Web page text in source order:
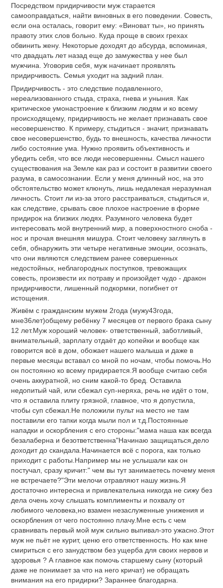
Посредством придирчивости муж старается
самооправдаться, найти виновных в его поведении. Совесть,
если она осталась, говорит ему: «Виноват ты», но принять
правоту этих слов больно. Куда проще в своих грехах
обвинить жену. Некоторые доходят до абсурда, вспоминая,
что двадцать лет назад еще до замужества у нее был
мужчина. Уговорив себя, муж начинает проявлять
придирчивость. Семья уходит на задний план.
Придирчивость - это следствие подавленного,
нереализованного стыда, страха, гнева и уныния. Как
критическое умонастроение к близким людям и ко всему
происходящему, придирчивость не желает признавать свое
несовершенство. К примеру, стыдиться - значит, признавать
свое несовершенство, будь то внешность, качества личности
либо состояние ума. Нужно проявить объективность и
убедить себя, что все люди несовершенны. Смысл нашего
существования на Земле как раз и состоит в развитии своего
разума, в самосознании. Если у меня длинный нос, на это
обстоятельство может клюнуть, лишь недалекая неразумная
личность. Стоит ли из-за этого расстраиваться, стыдиться и,
как следствие, срывать свое плохое настроение в форме
придирок на близких людях. Разумного человека будет
интересовать мой внутренний мир, а поверхностного сноба -
нос и прочая внешняя мишура. Стоит человеку заглянуть в
себя, обнаружить эти четыре негативные эмоции, осознать,
что они являются следствием ранее совершенных
недостойных, неблагородных поступков, тревожащих
совесть, произвести их потраву и произойдет чудо - дракон
придирчивости, лишенный подкормки, погибнет от
истощения.
Живём с гражданским мужем 2года (мужу43года,
мне36лет)общему ребёнку 7 месяцев от первого брака сыну
12 лет.Муж хороший человек- ответственный, заботливый,
внимательный, зарплату отдаёт до копейки и вообще как
говорится всё в дом, обожает нашего малыша и даже в
первые месяцы вставал со мной по ночам, чтобы помочь.Но
он постоянно ко всему придирается.Я вообще считаю себя
очень аккуратной, но сним какой-то бред. Оставила
недопитый чай, или сбежал суп-неряха, речь не идёт о том,
что я оставила плиту грязной, главное, что я допустила,
чтобы суп сбежал.Не положили пульт на место не там
поставили его тапки когда мыли пол и т.д.Постоянные
нападки и оскорбления с его стороны:"мама наша как всегда
безалаберна и безответственна"Начинаю защищаться,дело
доходит до скандала.Начинается всё с порога, как только
приходит с работы.Например мы не услышали как он
постучал, сразу кричит:" чем вы тут занимаетесь почему меня
не встречаете?"Эти мелочи отравляют нашу жизнь.Я
достаточно интересна и привлекательна никогда не сижу без
дела очень хочу слышать комплименты и похвалу от
любимого человека,но взамен незаслуженные унижения и
оскорбления от чего постоянно плачу.Мне есть с чем
сравнивать первый мой муж сильно выпивал-это ужасно.Этот
муж не пьёт не курит, ценю его ответственность. Но как мне
смириться с его занудством без ущерба для своих нервов и
здоровья ? А главное как помочь старшему сыну (который
даже не понимает за что на него кричат) не обращать
внимания на его придирки? Зараннее благодарна.